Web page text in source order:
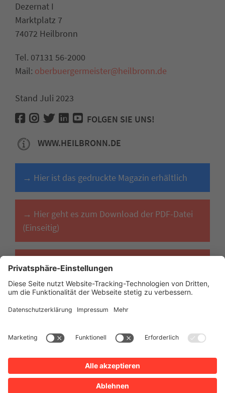
Dezernat I
Marktplatz 7
74072 Heilbronn
Tel. 07131 56-2000
Mail: oberbuergermeister@heilbronn.de
Stand Juli 2023
FOLGEN SIE UNS!
WWW.HEILBRONN.DE
→ Hier ist das gedruckte Magazin erhältlich
→ Hier geht es zum Download der PDF-Datei
(Einseitig)
→ Hier geht es zum Download der PDF-Datei
Datenschutz